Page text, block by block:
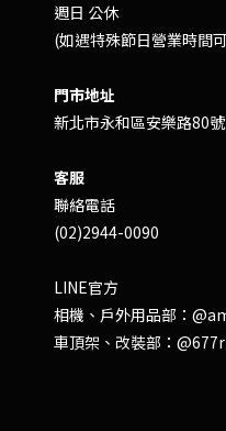
週日 公休
(如遇特殊節日營業時間
門市地址
新北市永和區安樂路80號
客服
聯絡電話
(02)2944-0090
LINE官方
相機、戶外用品部：
車頂架、改裝部：